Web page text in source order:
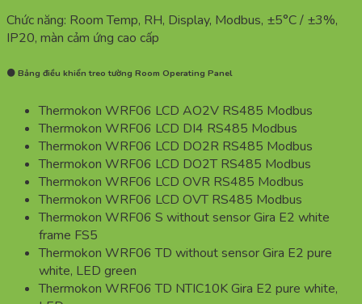
Chức năng: Room Temp, RH, Display, Modbus, ±5°C / ±3%,
IP20, màn cảm ứng cao cấp
🟠 Bảng điều khiển treo tường Room Operating Panel
Thermokon WRF06 LCD AO2V RS485 Modbus
Thermokon WRF06 LCD DI4 RS485 Modbus
Thermokon WRF06 LCD DO2R RS485 Modbus
Thermokon WRF06 LCD DO2T RS485 Modbus
Thermokon WRF06 LCD OVR RS485 Modbus
Thermokon WRF06 LCD OVT RS485 Modbus
Thermokon WRF06 S without sensor Gira E2 white
frame FS5
Thermokon WRF06 TD without sensor Gira E2 pure
white, LED green
Thermokon WRF06 TD NTIC10K Gira E2 pure white,